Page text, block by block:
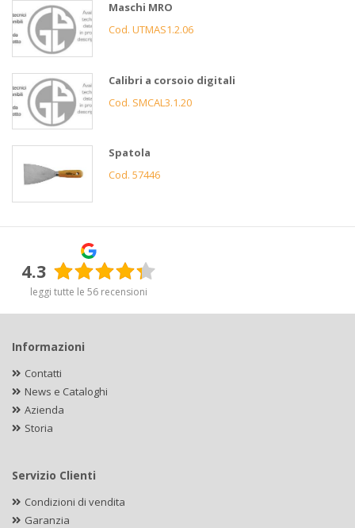
Maschi MRO
Cod. UTMAS1.2.06
Calibri a corsoio digitali
Cod. SMCAL3.1.20
Spatola
Cod. 57446
4.3
leggi tutte le 56 recensioni
Informazioni
Contatti
News e Cataloghi
Azienda
Storia
Servizio Clienti
Condizioni di vendita
Garanzia